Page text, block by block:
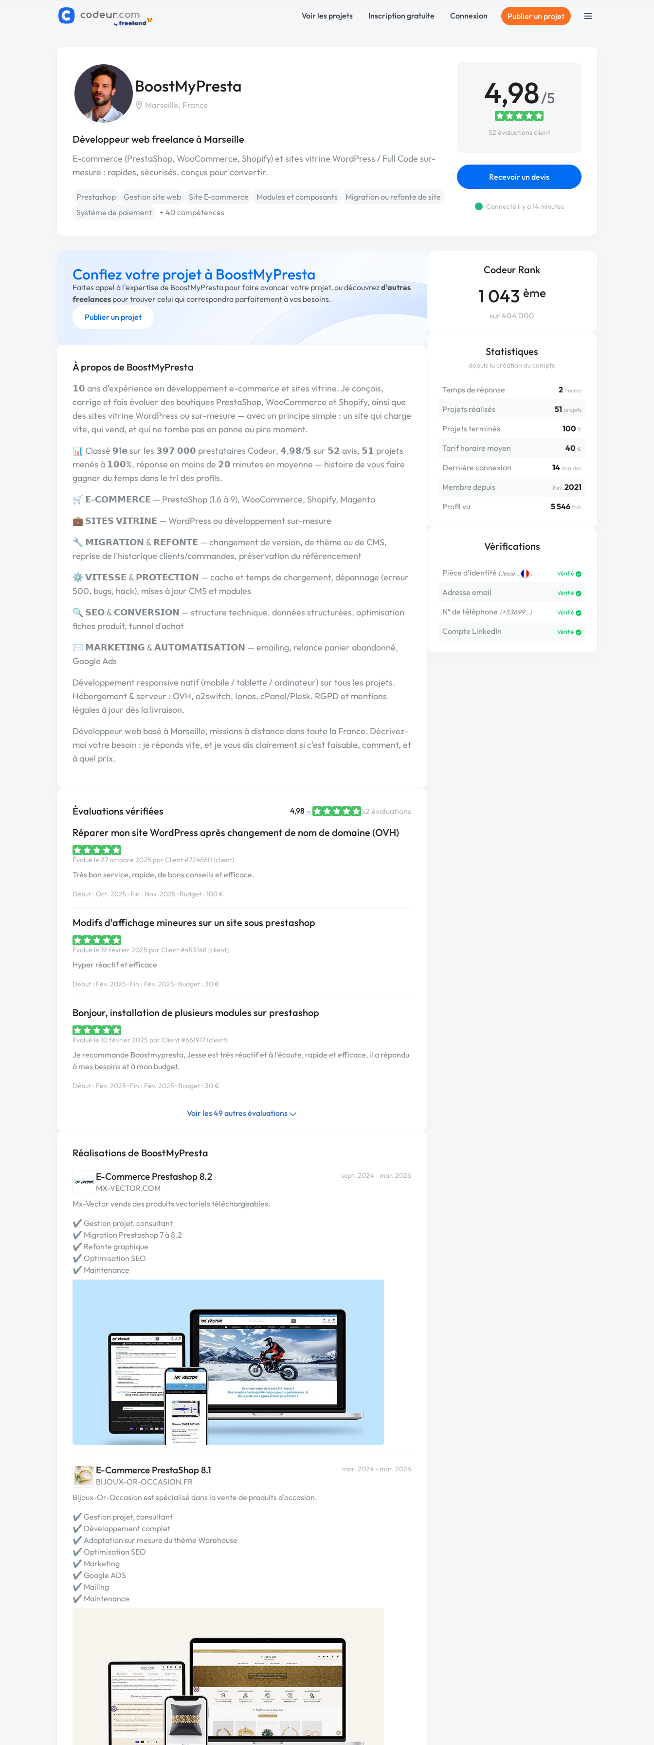
Voir les projets Inscription gratuite Connexion Publier un projet
BoostMyPresta
Marseille, France
Développeur web freelance à Marseille
E-commerce (PrestaShop, WooCommerce, Shopify) et sites vitrine WordPress / Full Code sur-
mesure : rapides, sécurisés, conçus pour convertir.
Prestashop Gestion site web Site E-commerce Modules et composants
Migration ou refonte de site
Système de paiement
+ 40 compétences
4,98/5
52 évaluations client
Recevoir un devis
Connecté il y a 14 minutes
Codeur Rank
1 043 ème
sur 404 000
Statistiques
depuis la création du compte
Temps de réponse 2 heures
Projets réalisés 51 projets
Projets terminés 100 %
Tarif horaire moyen 40 €
Dernière connexion 14 minutes
Membre depuis Fév. 2021
Profil vu
5 546 fois
Vérifications
Pièce d’identité (Jesse… ) Vérifié
Adresse email Vérifié
N° de téléphone (+33699…) Vérifié
Compte LinkedIn Vérifié
Confiez votre projet à BoostMyPresta
Faites appel à l'expertise de BoostMyPresta pour faire avancer votre projet, ou découvrezd'autres
freelances pour trouver celui qui correspondra parfaitement à vos besoins.
Publier un projet
À propos de BoostMyPresta
𝟭𝟬 ans d'expérience en développement e-commerce et sites vitrine. Je conçois,
corrige et fais évoluer des boutiques PrestaShop, WooCommerce et Shopify, ainsi que
des sites vitrine WordPress ou sur-mesure — avec un principe simple : un site qui charge
vite, qui vend, et qui ne tombe pas en panne au pire moment.
📊 Classé 𝟵1𝗲 sur les 𝟯𝟵𝟳 𝟬𝟬𝟬 prestataires Codeur, 𝟰,𝟵𝟴/𝟱 sur 𝟱𝟮 avis, 𝟱𝟭 projets
menés à 𝟭𝟬𝟬%, réponse en moins de 𝟮𝟬 minutes en moyenne — histoire de vous faire
gagner du temps dans le tri des profils.
🛒 𝗘-𝗖𝗢𝗠𝗠𝗘𝗥𝗖𝗘 — PrestaShop (1.6 à 9), WooCommerce, Shopify, Magento
💼 𝗦𝗜𝗧𝗘𝗦 𝗩𝗜𝗧𝗥𝗜𝗡𝗘 — WordPress ou développement sur-mesure
🔧 𝗠𝗜𝗚𝗥𝗔𝗧𝗜𝗢𝗡 & 𝗥𝗘𝗙𝗢𝗡𝗧𝗘 — changement de version, de thème ou de CMS,
reprise de l'historique clients/commandes, préservation du référencement
⚙️ 𝗩𝗜𝗧𝗘𝗦𝗦𝗘 & 𝗣𝗥𝗢𝗧𝗘𝗖𝗧𝗜𝗢𝗡 — cache et temps de chargement, dépannage (erreur
500, bugs, hack), mises à jour CMS et modules
🔍 𝗦𝗘𝗢 & 𝗖𝗢𝗡𝗩𝗘𝗥𝗦𝗜𝗢𝗡 — structure technique, données structurées, optimisation
fiches produit, tunnel d'achat
✉️ 𝗠𝗔𝗥𝗞𝗘𝗧𝗜𝗡𝗚 & 𝗔𝗨𝗧𝗢𝗠𝗔𝗧𝗜𝗦𝗔𝗧𝗜𝗢𝗡 — emailing, relance panier abandonné,
Google Ads
Développement responsive natif (mobile / tablette / ordinateur) sur tous les projets.
Hébergement & serveur : OVH, o2switch, Ionos, cPanel/Plesk. RGPD et mentions
légales à jour dès la livraison.
Développeur web basé à Marseille, missions à distance dans toute la France. Décrivez-
moi votre besoin : je réponds vite, et je vous dis clairement si c'est faisable, comment, et
à quel prix.
Évaluations vérifiées 4,98 /5 52 évaluations
Réparer mon site WordPress après changement de nom de domaine (OVH)
Évalué le 27 octobre 2025 par Client #724860 (client)
Très bon service, rapide, de bons conseils et efficace.
Début : Oct. 2025•Fin : Nov. 2025•Budget : 100 €
Modifs d'affichage mineures sur un site sous prestashop
Évalué le 19 février 2025 par Client #453148 (client)
Hyper réactif et efficace
Début : Fév. 2025•Fin : Fév. 2025•Budget : 30 €
Bonjour, installation de plusieurs modules sur prestashop
Évalué le 10 février 2025 par Client #661917 (client)
Je recommande Boostmypresta, Jesse est très réactif et à l'écoute, rapide et efficace, il a répondu
à mes besoins et à mon budget.
Début : Fév. 2025•Fin : Fév. 2025•Budget : 30 €
Voir les 49 autres évaluations
Réalisations de BoostMyPresta
E-Commerce Prestashop 8.2
MX-VECTOR.COM
sept. 2024 - mar. 2026
Mx-Vector vends des produits vectoriels téléchargeables.
✔︎ Gestion projet, consultant
✔︎ Migration Prestashop 7 à 8.2
✔︎ Refonte graphique
✔︎ Optimisation SEO
✔︎ Maintenance
E-Commerce PrestaShop 8.1
BIJOUX-OR-OCCASION.FR
mar. 2024 - mar. 2026
Bijoux-Or-Occasion est spécialisé dans la vente de produits d'occasion.
✔︎ Gestion projet, consultant
✔︎ Développement complet
✔︎ Adaptation sur mesure du thème Warehouse
✔︎ Optimisation SEO
✔︎ Marketing
✔︎ Google ADS
✔︎ Mailing
✔︎ Maintenance